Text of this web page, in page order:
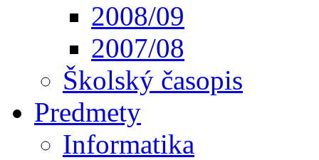
2008/09
2007/08
Školský časopis
Predmety
Informatika